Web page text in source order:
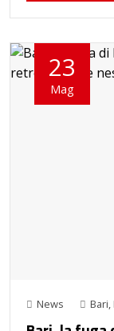
23
Mag
News Bari,